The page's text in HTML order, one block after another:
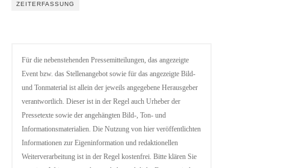
ZEITERFASSUNG
Für die nebenstehenden Pressemitteilungen, das angezeigte
Event bzw. das Stellenangebot sowie für das angezeigte Bild-
und Tonmaterial ist allein der jeweils angegebene Herausgeber
verantwortlich. Dieser ist in der Regel auch Urheber der
Pressetexte sowie der angehängten Bild-, Ton- und
Informationsmaterialien. Die Nutzung von hier veröffentlichten
Informationen zur Eigeninformation und redaktionellen
Weiterverarbeitung ist in der Regel kostenfrei. Bitte klären Sie